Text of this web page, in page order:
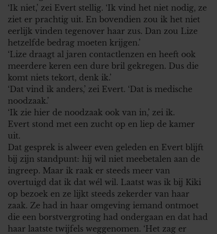
‘Ik niet,’ zei Evert stellig. ‘Ik vind het niet nodig, ze
ziet er prachtig uit. En bovendien zou ik het niet
eerlijk vinden tegenover haar zus. Dan zou Lize
hetzelfde bedrag moeten krijgen.’
‘Lize draagt al jaren contactlenzen en heeft ook
meerdere keren een dure bril gekregen. Dus die
komt niets tekort, denk ik.’
‘Dat vind ik anders,’ zei Evert. ‘Dat is medische
noodzaak.’
‘Ik zie hier de noodzaak ook van in,’ zei ik.
Evert stond met een zucht op en liep de kamer
uit.
Dat gesprek is alweer even geleden en Evert blijft
bij zijn standpunt: hij wil niet meebetalen aan de
ingreep. Maar ik raak er steeds meer van
overtuigd dat ik dat wél wil. Laatst was ik bij Kiki
op bezoek en ze lijkt steeds zekerder van haar
zaak. Ze had in haar omgeving iemand ontmoet
die een borstvergroting had ondergaan en dat had
haar laatste twijfels weggenomen. ‘Het zag er